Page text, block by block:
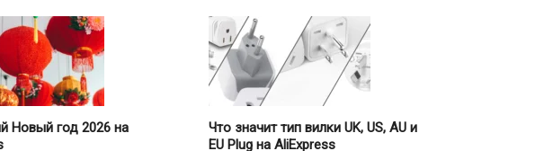
Новый год 2026 на
Что значит тип вилки UK, US, AU и
EU Plug на AliExpress